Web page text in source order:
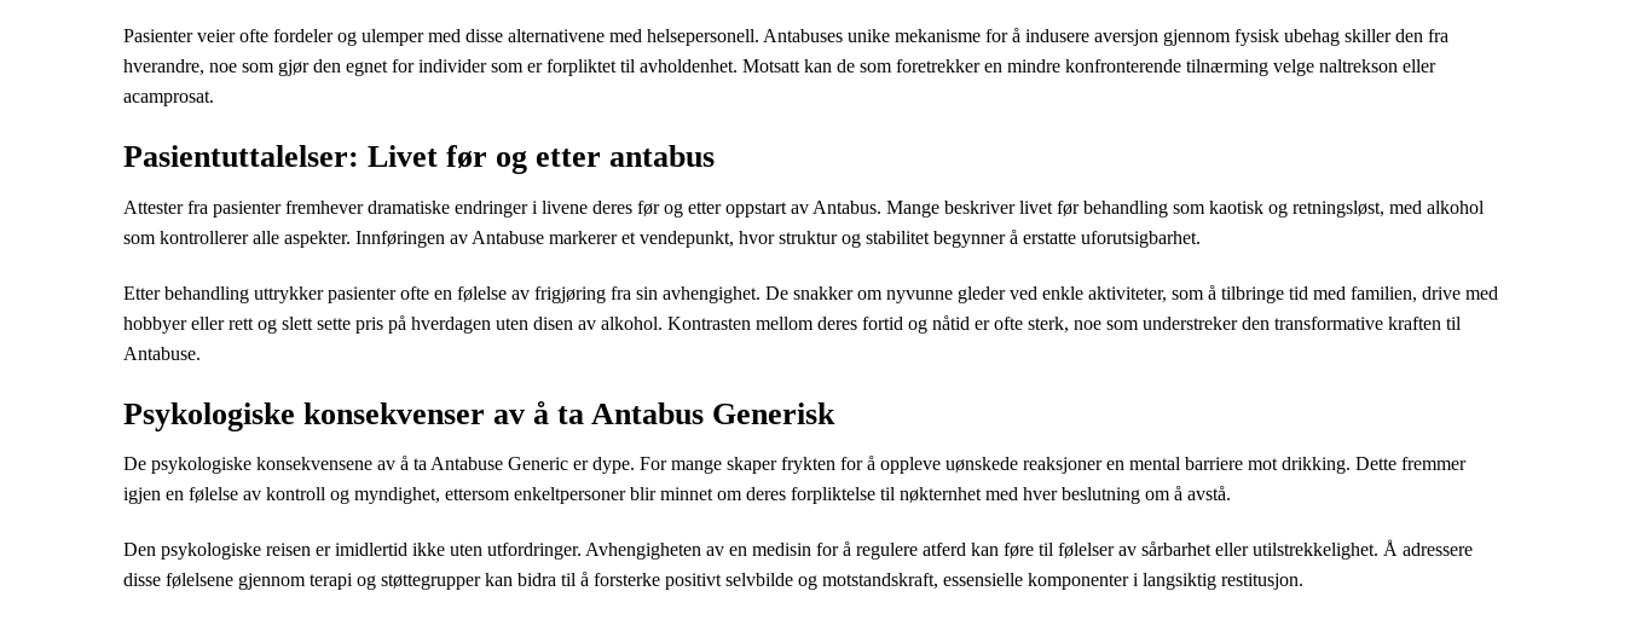
Pasienter veier ofte fordeler og ulemper med disse alternativene med helsepersonell. Antabuses unike mekanisme for å indusere aversjon gjennom fysisk ubehag skiller den fra
hverandre, noe som gjør den egnet for individer som er forpliktet til avholdenhet. Motsatt kan de som foretrekker en mindre konfronterende tilnærming velge naltrekson eller
acamprosat.
Pasientuttalelser: Livet før og etter antabus
Attester fra pasienter fremhever dramatiske endringer i livene deres før og etter oppstart av Antabus. Mange beskriver livet før behandling som kaotisk og retningsløst, med alkohol
som kontrollerer alle aspekter. Innføringen av Antabuse markerer et vendepunkt, hvor struktur og stabilitet begynner å erstatte uforutsigbarhet.
Etter behandling uttrykker pasienter ofte en følelse av frigjøring fra sin avhengighet. De snakker om nyvunne gleder ved enkle aktiviteter, som å tilbringe tid med familien, drive med
hobbyer eller rett og slett sette pris på hverdagen uten disen av alkohol. Kontrasten mellom deres fortid og nåtid er ofte sterk, noe som understreker den transformative kraften til
Antabuse.
Psykologiske konsekvenser av å ta Antabus Generisk
De psykologiske konsekvensene av å ta Antabuse Generic er dype. For mange skaper frykten for å oppleve uønskede reaksjoner en mental barriere mot drikking. Dette fremmer
igjen en følelse av kontroll og myndighet, ettersom enkeltpersoner blir minnet om deres forpliktelse til nøkternhet med hver beslutning om å avstå.
Den psykologiske reisen er imidlertid ikke uten utfordringer. Avhengigheten av en medisin for å regulere atferd kan føre til følelser av sårbarhet eller utilstrekkelighet. Å adressere
disse følelsene gjennom terapi og støttegrupper kan bidra til å forsterke positivt selvbilde og motstandskraft, essensielle komponenter i langsiktig restitusjon.